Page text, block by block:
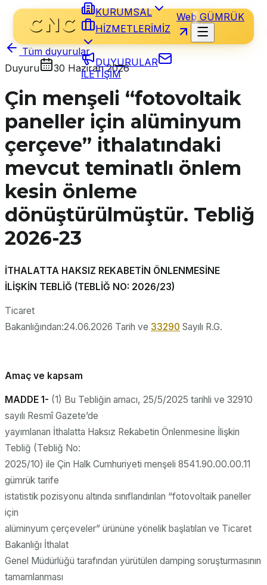
KURUMSAL
HİZMETLERİMİZ
DUYURULAR
İLETİŞİM
Web GÜMRÜK
Tüm duyurular
Duyuru
30 Haziran 2026
Çin menşeli “fotovoltaik
paneller için alüminyum
çerçeve” ithalatındaki
mevcut teminatlı önlem
kesin önleme
dönüştürülmüştür. Tebliğ
2026-23
İTHALATTA HAKSIZ REKABETİN ÖNLENMESİNE
İLİŞKİN TEBLİĞ (TEBLİĞ NO: 2026/23)
Ticaret
Bakanlığından:24.06.2026 Tarih ve 33290 Sayılı R.G.
Amaç ve kapsam
MADDE 1- (1) Bu Tebliğin amacı, 25/5/2025 tarihli ve 32910
sayılı Resmî Gazete’de
yayımlanan İthalatta Haksız Rekabetin Önlenmesine İlişkin
Tebliğ (Tebliğ No:
2025/10) ile Çin Halk Cumhuriyeti menşeli 8541.90.00.00.11
gümrük tarife
istatistik pozisyonu altında sınıflandırılan “fotovoltaik paneller
için
alüminyum çerçeveler” ürününe yönelik başlatılan ve Ticaret
Bakanlığı İthalat
Genel Müdürlüğü tarafından yürütülen damping soruşturmasının
tamamlanması